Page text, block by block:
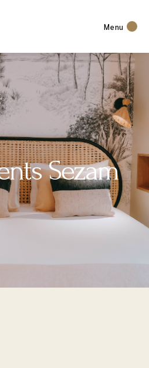
Menu
Sezam